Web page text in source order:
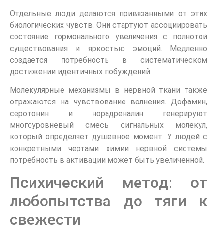
Отдельные люди делаются привязанными от этих
биологических чувств. Они стартуют ассоциировать
состояние гормонального увеличения с полнотой
существования и яркостью эмоций. Медленно
создается потребность в систематическом
достижении идентичных побуждений.
Молекулярные механизмы в нервной ткани также
отражаются на чувствование волнения. Дофамин,
серотонин и норадреналин генерируют
многоуровневый смесь сигнальных молекул,
который определяет душевное момент. У людей с
конкретными чертами химии нервной системы
потребность в активации может быть увеличенной.
Психический метод: от
любопытства до тяги к
свежести